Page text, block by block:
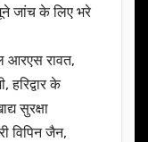
जांच के लिए भरे
आरएस रावत,
हरिद्वार के
सुरक्षा
विपिन जैन,